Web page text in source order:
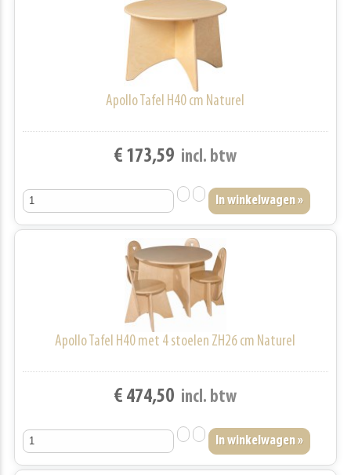
Apollo Tafel H40 cm Naturel
€ 173,59 incl. btw
Apollo Tafel H40 met 4 stoelen ZH26 cm Naturel
€ 474,50 incl. btw